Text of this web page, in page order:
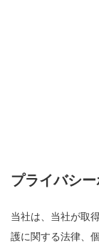
プライバシ
当社は、当社が取
護に関する法律、